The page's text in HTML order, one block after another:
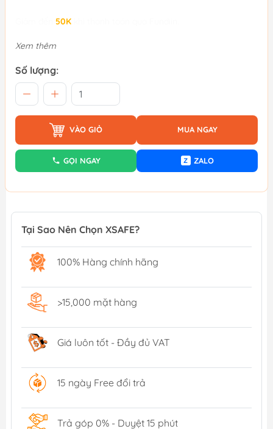
50K
Xem thêm
Số lượng:
VÀO GIỎ MUA NGAY
GỌI NGAY Z ZALO
Tại Sao Nên Chọn XSAFE?
100% Hàng chính hãng
>15,000 mặt hàng
Giá luôn tốt - Đầy đủ VAT
15 ngày Free đổi trả
Trả góp 0% - Duyệt 15 phút